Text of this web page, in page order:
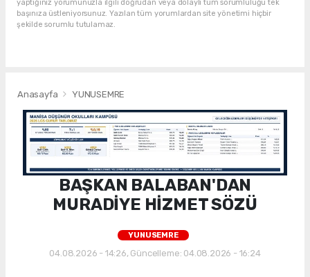
yaptığınız yorumunuzla ilgili doğrudan veya dolaylı tüm sorumluluğu tek
başınıza üstleniyorsunuz. Yazılan tüm yorumlardan site yönetimi hiçbir
şekilde sorumlu tutulamaz.
Anasayfa YUNUSEMRE
BAŞKAN BALABAN'DAN
MURADİYE HİZMET SÖZÜ
YUNUSEMRE
04.08.2026 - 14:26, Güncelleme: 04.08.2026 - 16:24